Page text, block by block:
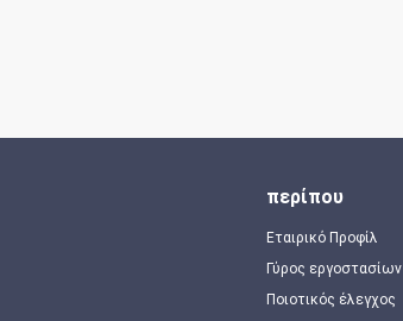
περίπου
Εταιρικό Προφίλ
Γύρος εργοστασίων
Ποιοτικός έλεγχος